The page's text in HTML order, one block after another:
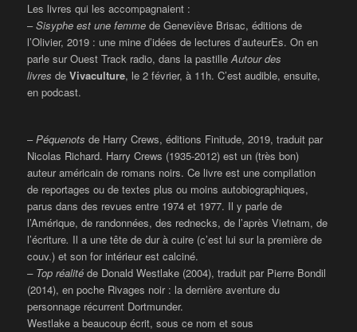
Les livres qui les accompagnaient :
–Sisyphe est une femmede Geneviève Brisac, éditions de
l’Olivier, 2019 : une mine d’idées de lectures d’auteurEs. On en
parle sur Ouest Track radio, dans la pastilleAutour des
livresdeVivaculture, le 2 février, à 11h. C’est audible, ensuite,
en podcast.
–Péquenots de Harry Crews, éditions Finitude, 2019, traduit par
Nicolas Richard. Harry Crews (1935-2012) est un (très bon)
auteur américain de romans noirs. Ce livre est une compilation
de reportages ou de textes plus ou moins autobiographiques,
parus dans des revues entre 1974 et 1977. Il y parle de
l’Amérique, de randonnées, des rednecks, de l’après Vietnam, de
l’écriture. Il a une tête de dur à cuire (c’est lui sur la première de
couv.) et son for intérieur est calciné.
– Top réalité de Donald Westlake (2004), traduit par Pierre Bondil
(2014), en poche Rivages noir : la dernière aventure du
personnage récurrent Dortmunder.
Westlake a beaucoup écrit, sous ce nom et sous